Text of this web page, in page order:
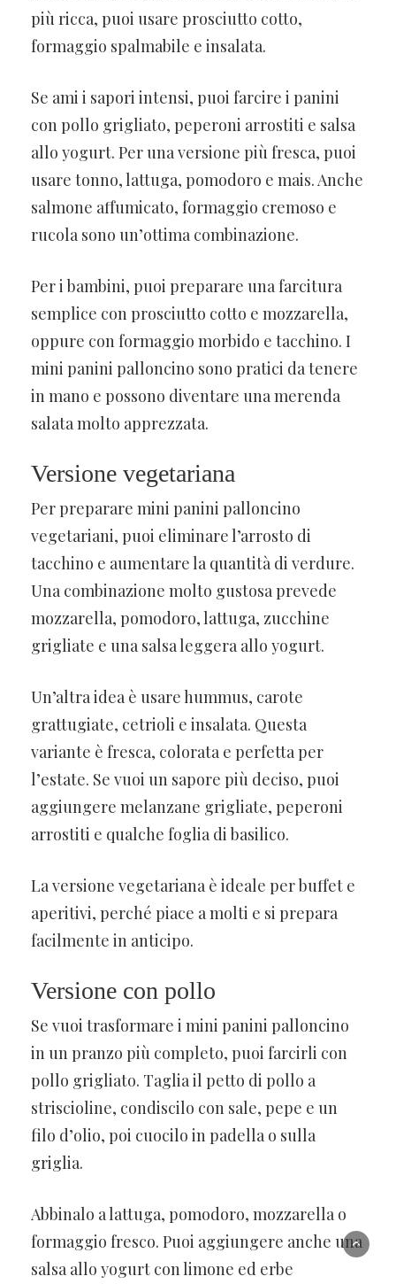
più ricca, puoi usare prosciutto cotto,
formaggio spalmabile e insalata.
Se ami i sapori intensi, puoi farcire i panini
con pollo grigliato, peperoni arrostiti e salsa
allo yogurt. Per una versione più fresca, puoi
usare tonno, lattuga, pomodoro e mais. Anche
salmone affumicato, formaggio cremoso e
rucola sono un’ottima combinazione.
Per i bambini, puoi preparare una farcitura
semplice con prosciutto cotto e mozzarella,
oppure con formaggio morbido e tacchino. I
mini panini palloncino sono pratici da tenere
in mano e possono diventare una merenda
salata molto apprezzata.
Versione vegetariana
Per preparare mini panini palloncino
vegetariani, puoi eliminare l’arrosto di
tacchino e aumentare la quantità di verdure.
Una combinazione molto gustosa prevede
mozzarella, pomodoro, lattuga, zucchine
grigliate e una salsa leggera allo yogurt.
Un’altra idea è usare hummus, carote
grattugiate, cetrioli e insalata. Questa
variante è fresca, colorata e perfetta per
l’estate. Se vuoi un sapore più deciso, puoi
aggiungere melanzane grigliate, peperoni
arrostiti e qualche foglia di basilico.
La versione vegetariana è ideale per buffet e
aperitivi, perché piace a molti e si prepara
facilmente in anticipo.
Versione con pollo
Se vuoi trasformare i mini panini palloncino
in un pranzo più completo, puoi farcirli con
pollo grigliato. Taglia il petto di pollo a
striscioline, condiscilo con sale, pepe e un
filo d’olio, poi cuocilo in padella o sulla
griglia.
Abbinalo a lattuga, pomodoro, mozzarella o
formaggio fresco. Puoi aggiungere anche una
salsa allo yogurt con limone ed erbe